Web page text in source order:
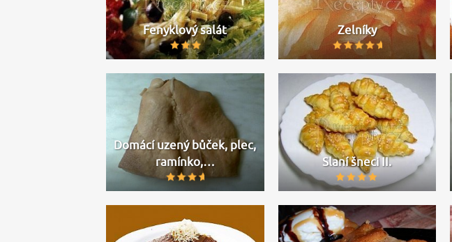
Fenyklový salát Zelníky
Domácí uzený bůček, plec,
ramínko,…
Slaní šneci II.